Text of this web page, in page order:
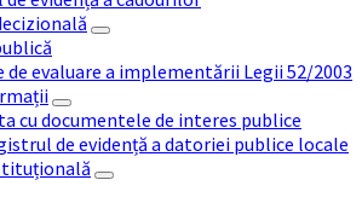
de evaluare a implementării Legii 52/2003
cu documentele de interes publice
de evidență a datoriei publice locale